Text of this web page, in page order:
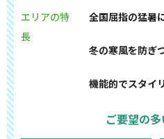
エリアの特
長
全国屈指の猛暑
冬の寒風を防ぎ
機能的でスタイ
ご要望の